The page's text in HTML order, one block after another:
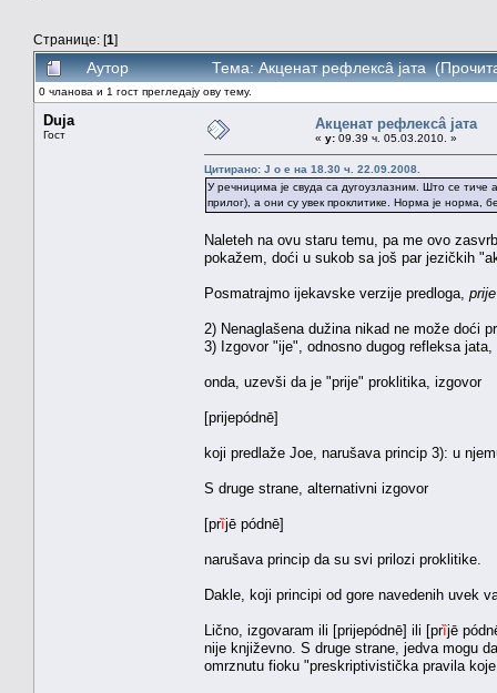
Странице: [1]
Аутор Тема: Акценат рефлексâ јата
0 чланова и 1 гост прегледају ову тему.
Duja
Гост
Акценат рефлексâ јата
« у: 09.39 ч. 05.03.2010. »
Цитирано: J o e на 18.30 ч. 22.09.2008.
У речницима је свуда са дугоузлазним. Што се тиче
прилог), а они су увек проклитике. Норма је норма,
Naleteh na ovu staru temu, pa me ovo zasvrb
pokažem, doći u sukob sa još par jezičkih
Posmatrajmo ijekavske verzije predloga, prije
2) Nenaglašena dužina nikad ne može doći
3) Izgovor "ije", odnosno dugog refleksa
onda, uzevši da je "prije" proklitika, izgovor
[prijepódnē]
koji predlaže Joe, narušava princip 3): u
S druge strane, alternativni izgovor
[prȉjē pódnē]
narušava princip da su svi prilozi proklitike.
Dakle, koji principi od gore navedenih uvek
Lično, izgovaram ili [prijepódnē] ili [prȉjē
nije književno. S druge strane, jedva mogu
omrznutu fioku "preskriptivistička pravila